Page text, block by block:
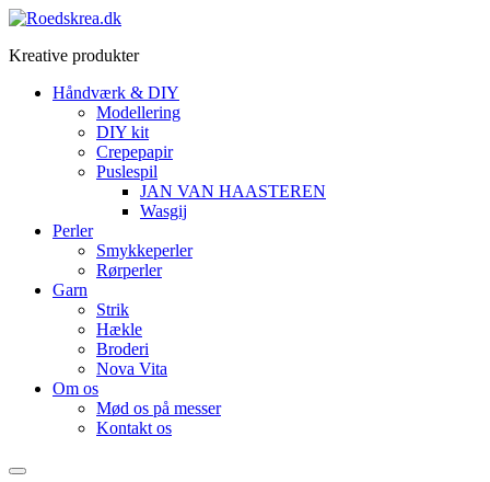
Videre
indhold
Kreative produkter
Håndværk & DIY
Modellering
DIY kit
Crepepapir
Puslespil
JAN VAN HAASTEREN
Wasgij
Perler
Smykkeperler
Rørperler
Garn
Strik
Hækle
Broderi
Nova Vita
Om os
Mød os på messer
Kontakt os
Menu